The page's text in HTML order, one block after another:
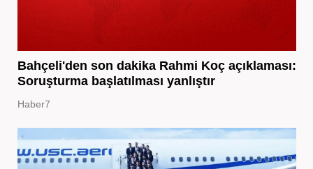
Bahçeli'den son dakika Rahmi Koç açıklaması:
Soruşturma başlatılması yanlıştır
Haber7